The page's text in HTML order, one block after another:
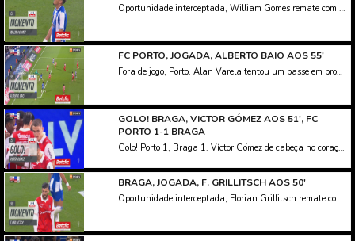
Oportunidade interceptada, William Gomes remate com o pé esquerdo do lado direito da área. Assistência de Pepê.
FC PORTO, JOGADA, ALBERTO BAIO AOS 55'
Fora de jogo, Porto. Alan Varela tentou um passe em profundidade que encontrou William Gomes em posição irregular.
GOLO! BRAGA, VICTOR GÓMEZ AOS 51', FC
PORTO 1-1 BRAGA
Golo! Porto 1, Braga 1. Víctor Gómez de cabeça no coração da área resultante do canto.
BRAGA, JOGADA, F. GRILLITSCH AOS 50'
Oportunidade interceptada, Florian Grillitsch remate com o pé direito de fora da área. Assistência de Víctor Gómez.